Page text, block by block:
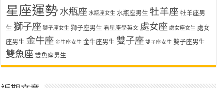
星座運勢 水瓶座 水瓶座女生 水瓶座男生 牡羊座 牡羊座男
生 獅子座 獅子座女生 獅子座男生 看星座學英文 處女座 處女座女生 處女
座男生 金牛座 金牛座女生 金牛座男生 雙子座 雙子座女生 雙子座男生
雙魚座 雙魚座男生